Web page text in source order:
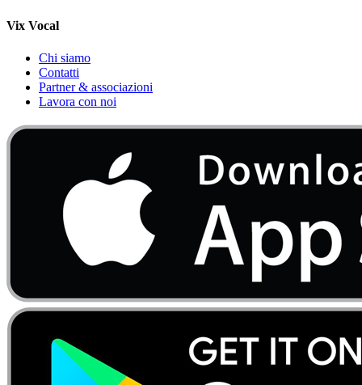
Vix Vocal
Chi siamo
Contatti
Partner & associazioni
Lavora con noi